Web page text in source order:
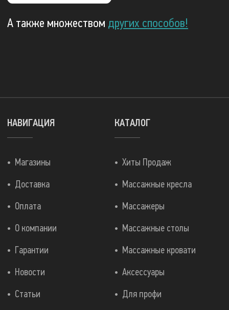
А также множеством других способов!
КАТАЛОГ
Хиты Продаж
Массажные кресла
Массажеры
Массажные столы
Массажные кровати
Аксессуары
Для профи
НАВИГАЦИЯ
Магазины
Доставка
Оплата
О компании
Гарантии
Новости
Статьи